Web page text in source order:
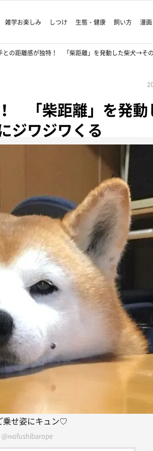
雑学お楽しみ しつけ 生態・健康 飼い方 漫
との距離感が独特！ 「柴距離」を発動した柴犬→そ
「柴距離」を発動
ジワジワくる
乗せ姿にキュン♡
@mofushibarope